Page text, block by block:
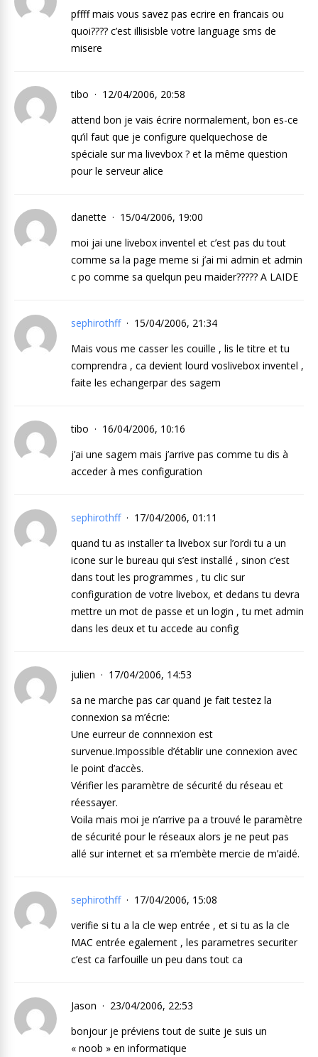
pffff mais vous savez pas ecrire en francais ou
quoi???? c’est illisisble votre language sms de
misere
tibo
12/04/2006, 20:58
attend bon je vais écrire normalement, bon es-ce
qu’il faut que je configure quelquechose de
spéciale sur ma livevbox ? et la même question
pour le serveur alice
danette
15/04/2006, 19:00
moi jai une livebox inventel et c’est pas du tout
comme sa la page meme si j’ai mi admin et admin
c po comme sa quelqun peu maider????? A LAIDE
sephirothff
15/04/2006, 21:34
Mais vous me casser les couille , lis le titre et tu
comprendra , ca devient lourd voslivebox inventel ,
faite les echangerpar des sagem
tibo
16/04/2006, 10:16
j’ai une sagem mais j’arrive pas comme tu dis à
acceder à mes configuration
sephirothff
17/04/2006, 01:11
quand tu as installer ta livebox sur l’ordi tu a un
icone sur le bureau qui s’est installé , sinon c’est
dans tout les programmes , tu clic sur
configuration de votre livebox, et dedans tu devra
mettre un mot de passe et un login , tu met admin
dans les deux et tu accede au config
julien
17/04/2006, 14:53
sa ne marche pas car quand je fait testez la
connexion sa m’écrie:
Une eurreur de connnexion est
survenue.Impossible d’établir une connexion avec
le point d’accès.
Vérifier les paramètre de sécurité du réseau et
réessayer.
Voila mais moi je n’arrive pa a trouvé le paramètre
de sécurité pour le réseaux alors je ne peut pas
allé sur internet et sa m’embète mercie de m’aidé.
sephirothff
17/04/2006, 15:08
verifie si tu a la cle wep entrée , et si tu as la cle
MAC entrée egalement , les parametres securiter
c’est ca farfouille un peu dans tout ca
Jason
23/04/2006, 22:53
bonjour je préviens tout de suite je suis un
« noob » en informatique